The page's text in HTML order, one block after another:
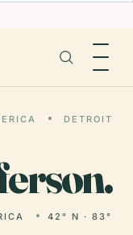
DETROIT
42° N · 83°